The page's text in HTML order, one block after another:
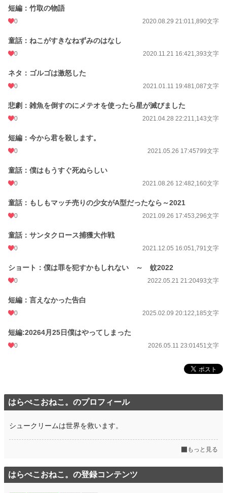
短編：竹取の物語
0 2020.08.29 21:011,890文字
童話：ねこがすきなねずみのはなし
0 2020.11.21 16:421,393文字
ネタ：ゴルゴは激怒した
0 2021.01.11 19:481,087文字
悲劇：雑魚を倒すのにメテオを使ったら星が滅びました
0 2021.04.28 22:211,143文字
短編：今から君を殺します。
0 2021.05.26 17:45799文字
童話：僕はもうすぐ死ぬらしい
0 2021.08.26 12:482,160文字
童話：もしもマッチ売りの少女がA型だったなら～2021
0 2021.09.26 17:453,296文字
童話：サンタクロース捕獲大作戦
0 2021.12.05 16:051,791文字
ショート：僕は罪を犯すかもしれない ～ 蚊2022
0 2022.05.21 21:20493文字
短編：言えなかった告白
0 2025.02.09 20:122,185文字
短編:20264月25日僕はやってしまった
0 2026.05.11 23:01451文字
はらぺこおねこ。のプロフィール
シュークリームは世界を救います。
もっと見る
はらぺこおねこ。の登録コンテンツ